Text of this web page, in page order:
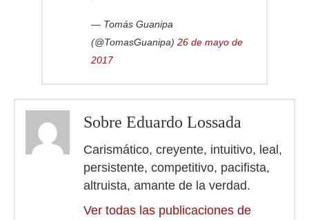
— Tomás Guanipa
(@TomasGuanipa) 26 de mayo de
2017
Sobre Eduardo Lossada
Carismático, creyente, intuitivo, leal,
persistente, competitivo, pacifista,
altruista, amante de la verdad.
Ver todas las publicaciones de